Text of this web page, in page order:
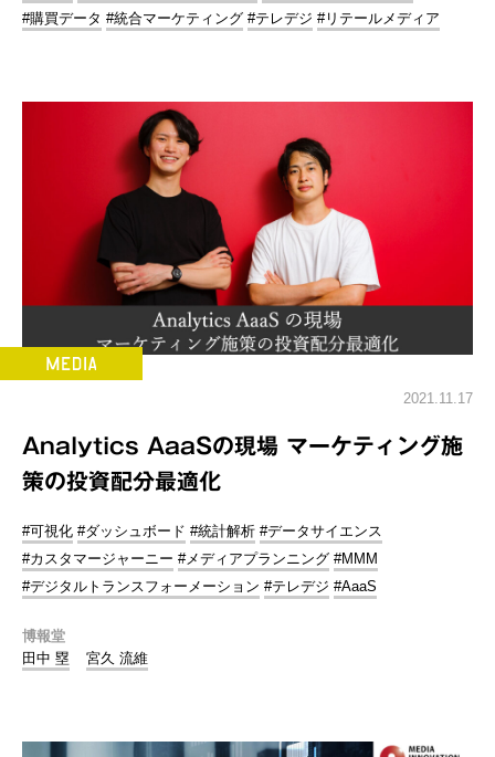
#購買データ #統合マーケティング #テレデジ #リテールメディア
2021.11.17
Analytics AaaSの現場 マーケティング施
策の投資配分最適化
#可視化 #ダッシュボード #統計解析 #データサイエンス
#カスタマージャーニー #メディアプランニング #MMM
#デジタルトランスフォーメーション #テレデジ #AaaS
博報堂
田中 塁
宮久 流維